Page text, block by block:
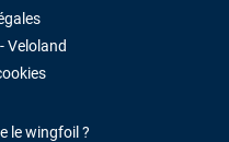
Veloland
le wingfoil ?